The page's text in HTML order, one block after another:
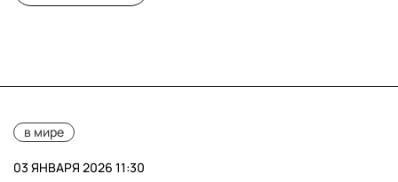
в мире
03 ЯНВАРЯ 2026 11:30